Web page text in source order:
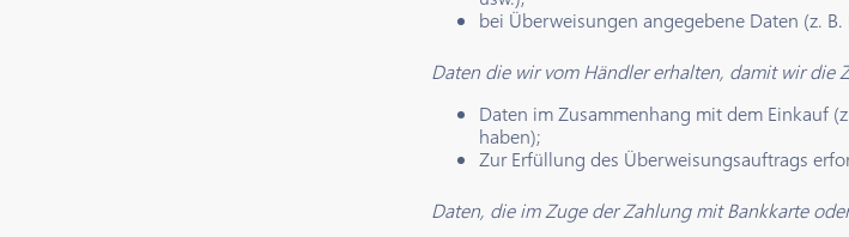
bei Überweisungen angegebene Daten (z.
Daten die wir vom Händler erhalten, damit wir
Daten im Zusammenhang mit dem Einkauf
haben);
Zur Erfüllung des Überweisungsauftrags
Daten, die im Zuge der Zahlung mit Bankkarte